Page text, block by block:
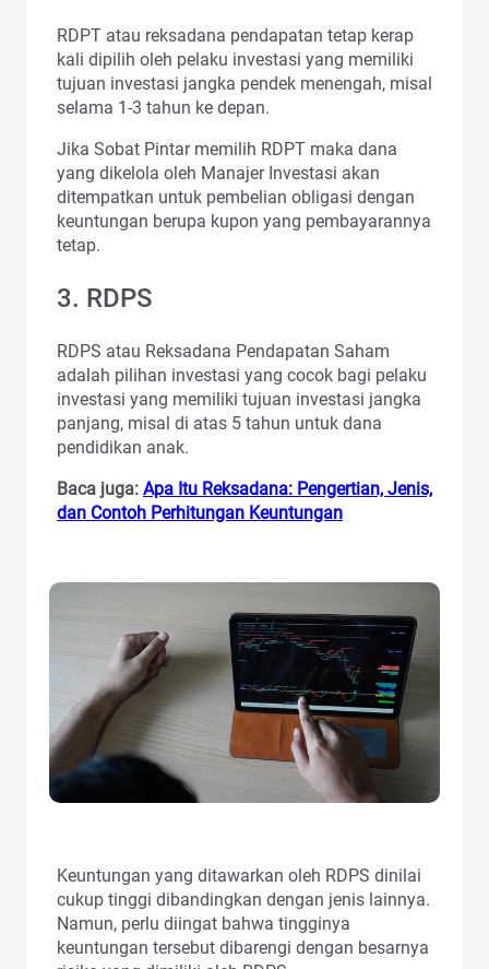
RDPT atau reksadana pendapatan tetap kerap
kali dipilih oleh pelaku investasi yang memiliki
tujuan investasi jangka pendek menengah, misal
selama 1-3 tahun ke depan.
Jika Sobat Pintar memilih RDPT maka dana
yang dikelola oleh Manajer Investasi akan
ditempatkan untuk pembelian obligasi dengan
keuntungan berupa kupon yang pembayarannya
tetap.
3. RDPS
RDPS atau Reksadana Pendapatan Saham
adalah pilihan investasi yang cocok bagi pelaku
investasi yang memiliki tujuan investasi jangka
panjang, misal di atas 5 tahun untuk dana
pendidikan anak.
Baca juga: Apa Itu Reksadana: Pengertian, Jenis,
dan Contoh Perhitungan Keuntungan
Keuntungan yang ditawarkan oleh RDPS dinilai
cukup tinggi dibandingkan dengan jenis lainnya.
Namun, perlu diingat bahwa tingginya
keuntungan tersebut dibarengi dengan besarnya